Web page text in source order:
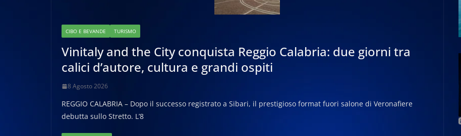
CIBO E BEVANDE TURISMO
Vinitaly and the City conquista Reggio Calabria: due giorni tra
calici d’autore, cultura e grandi ospiti
8 Agosto 2026
REGGIO CALABRIA – Dopo il successo registrato a Sibari, il prestigioso format fuori salone di Veronafiere
debutta sullo Stretto. L’8